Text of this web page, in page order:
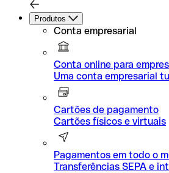
Produtos
Conta empresarial
Conta online para
Uma conta empresarial
Cartões de pagamento
Cartões físicos e virtuais
Pagamentos em todo o
Transferências SEPA e